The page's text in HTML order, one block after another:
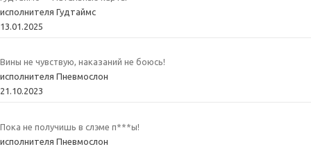
исполнителя Гудтаймс
13.01.2025
Вины не чувствую, наказаний не боюсь!
исполнителя Пневмослон
21.10.2023
Пока не получишь в слэме п***ы!
исполнителя Пневмослон